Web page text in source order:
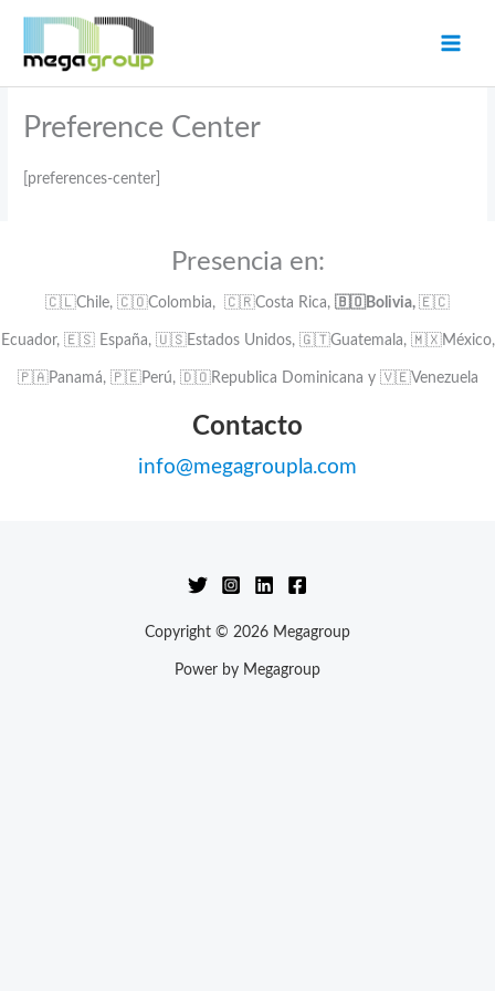
Preference Center
[preferences-center]
Presencia en:
🇨🇱Chile, 🇨🇴Colombia, 🇨🇷Costa Rica, 🇧🇴Bolivia, 🇪🇨
Ecuador, 🇪🇸 España, 🇺🇸Estados Unidos, 🇬🇹Guatemala, 🇲🇽México,
🇵🇦Panamá, 🇵🇪Perú, 🇩🇴Republica Dominicana y 🇻🇪Venezuela
Contacto
info@megagroupla.com
Copyright © 2026 Megagroup
Power by Megagroup